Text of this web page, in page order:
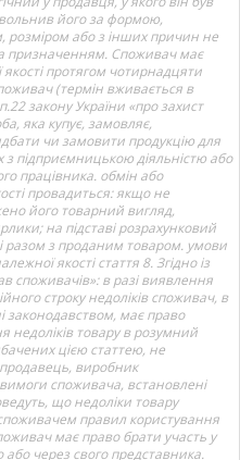
його за формою,
розміром або з інших причин не
призначенням. Споживач має
протягом чотирнадцяти
(термін вживається в
закону України «про захист
яка купує, замовляє,
чи замовити продукцію для
з підприємницькою діяльністю або
працівника. обмін або
провадиться: якщо не
його товарний вигляд,
на підставі розрахунковий
з проданим товаром. умови
якості стаття 8. Згідно із
споживачів»: в разі виявлення
строку недоліків споживач, в
законодавством, має право
недоліків товару в розумний
цією статтею, не
виробник
споживача, встановлені
що недоліки товару
правил користування
має право брати участь у
або через свого представника.